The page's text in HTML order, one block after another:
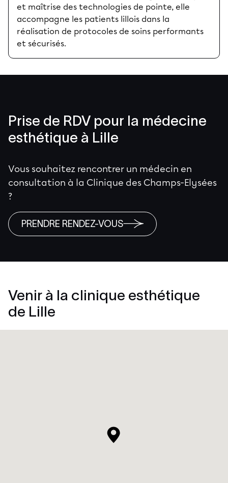
et maîtrise des technologies de pointe, elle
accompagne les patients lillois dans la
réalisation de protocoles de soins performants
et sécurisés.
Prise de RDV pour la médecine
esthétique à Lille
Vous souhaitez rencontrer un médecin en
consultation à la Clinique des Champs-Elysées
?
PRENDRE RENDEZ-VOUS
Venir à la clinique esthétique
de Lille